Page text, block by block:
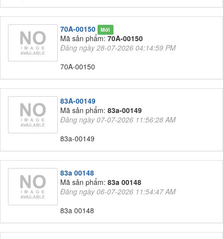
70A-00150 Mới
Mã sản phẩm: 70A-00150
Đăng ngày 28-07-2026 04:14:59 PM
70A-00150
83A-00149
Mã sản phẩm: 83a-00149
Đăng ngày 07-07-2026 11:56:28 AM
83a-00149
83a 00148
Mã sản phẩm: 83a 00148
Đăng ngày 06-07-2026 11:54:47 AM
83a 00148